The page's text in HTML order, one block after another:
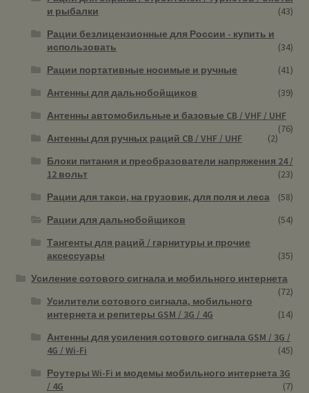
и рыбалки
(43)
Рации безлицензионные для России - купить и
использовать
(34)
Рации портативные носимые и ручные
(41)
Антенны для дальнобойщиков
(39)
Антенны автомобильные и базовые CB / VHF / UHF
(76)
Антенны для ручных раций CB / VHF / UHF
(2)
Блоки питания и преобразователи напряжения 24 /
12 вольт
(23)
Рации для такси, на грузовик, для поля и леса
(58)
Рации для дальнобойщиков
(54)
Тангенты для раций / гарнитуры и прочие
аксессуары
(35)
Усиление сотового сигнала и мобильного интернета
(72)
Усилители сотового сигнала, мобильного
интернета и репитеры GSM / 3G / 4G
(14)
Антенны для усиления сотового сигнала GSM / 3G /
4G / Wi-Fi
(45)
Роутеры Wi-Fi и модемы мобильного интернета 3G
/ 4G
(7)